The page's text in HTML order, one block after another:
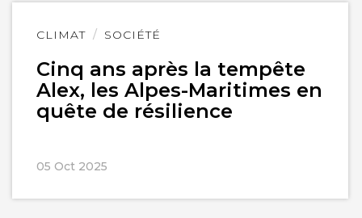
CLIMAT SOCIÉTÉ
Cinq ans après la tempête
Alex, les Alpes-Maritimes en
quête de résilience
05 Oct 2025
Lire